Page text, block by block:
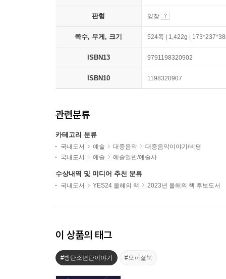
판형 양장
쪽수, 무게, 크기 524쪽 | 1,422g |
ISBN13 9791198320902
ISBN10 1198320907
관련분류
카테고리 분류
국내도서 예술 대중음악
대중음악이야기/비평
국내도서
예술 예술일반/예술사
수상내역 및 미디어 추천 분류
국내도서 YES24 올해의 책 2023년 올해의 책 후보도서
이 상품의 태그
#방탄소년단이야기 #오피셜북